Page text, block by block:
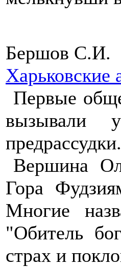
Бершов С.И.
Первые
вызывали
предрассудки.
Вершина
Гора
Многие
"Обитель
страх и